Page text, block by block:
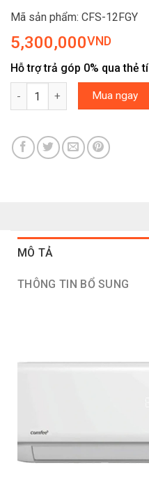
Mã sản phẩm: CFS-12FGY
5,300,000VND
Hỗ trợ trả góp 0% qua thẻ
Điều hòa Comfee 12.000 BTU
Mua ngay
MÔ TẢ
THÔNG TIN BỔ SUNG